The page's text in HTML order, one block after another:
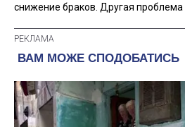
снижение браков. Другая проблема